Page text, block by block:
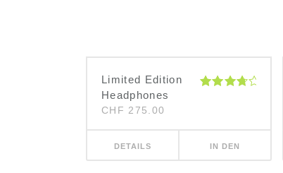
Limited Edition
Headphones
CHF 275.00
DETAILS IN DEN